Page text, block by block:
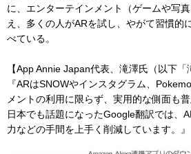
に、エンターテインメント（ゲームや写
え、多くの人がARを試し、やがて習慣的
べている。
【App Annie Japan代表、滝澤氏（以下「
『ARはSNOWやインスタグラム、
メントの利用に限らず、実用的な側面も
日本でも話題になったGoogle翻訳では、
力などの手間を上手く削減しています。』